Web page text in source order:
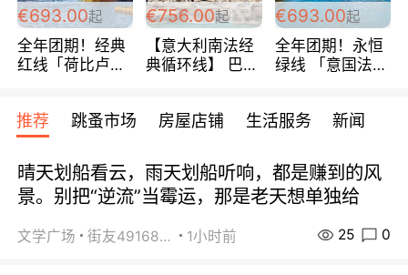
€693.00起
全年团期！经典
红线「荷比卢德
天！巴黎上下！
包拼房~
€756.00起
【意大利南法经
典循环线】 巴黎
宾馆 108欧/天起
€693.00起
全年团期！永恒
绿线 「意国法
欧/天起 ~包拼房
推荐 跳蚤市场 房屋店铺 生活服务 新闻
晴天划船看云，雨天划船听响，都是赚到的风
景。别把“逆流”当霉运，那是老天想单独给
文学广场 街友49168527 1小时前 25 0